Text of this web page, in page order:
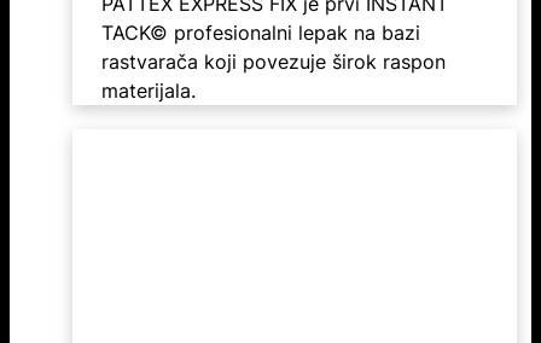
TACK© profesionalni lepak na bazi
rastvarača koji povezuje širok raspon
materijala.